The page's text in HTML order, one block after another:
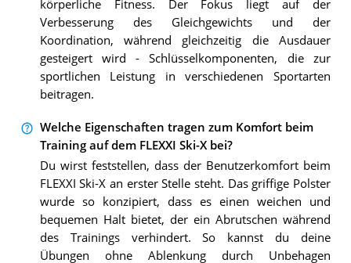
körperliche Fitness. Der Fokus liegt auf der
Verbesserung des Gleichgewichts und der
Koordination, während gleichzeitig die Ausdauer
gesteigert wird - Schlüsselkomponenten, die zur
sportlichen Leistung in verschiedenen Sportarten
beitragen.
Welche Eigenschaften tragen zum Komfort beim
Training auf dem FLEXXI Ski-X bei?
Du wirst feststellen, dass der Benutzerkomfort beim
FLEXXI Ski-X an erster Stelle steht. Das griffige Polster
wurde so konzipiert, dass es einen weichen und
bequemen Halt bietet, der ein Abrutschen während
des Trainings verhindert. So kannst du deine
Übungen ohne Ablenkung durch Unbehagen